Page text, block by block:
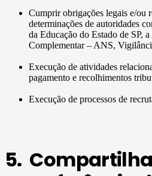
Cumprir obrigações legais e/ou
determinações de autoridades
da Educação do Estado de SP,
Complementar – ANS,
Execução de atividades
pagamento e recolhimentos
Execução de processos de
5.